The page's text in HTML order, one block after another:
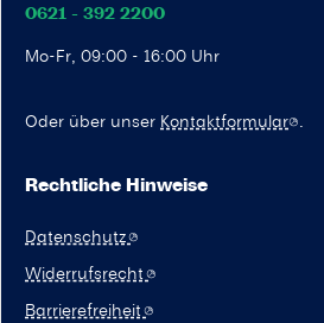
0621 - 392 2200
Mo-Fr, 09:00 - 16:00 Uhr
Oder über unser Kontaktformular .
Rechtliche Hinweise
Datenschutz
Widerrufsrecht
Barrierefreiheit